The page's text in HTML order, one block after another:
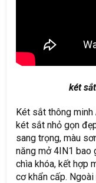
két
Két sắt thông
két sắt nhỏ gọn
sang trọng, màu
năng mở 4IN1 bao
chìa khóa, kết hợp
cơ khẩn cấp.